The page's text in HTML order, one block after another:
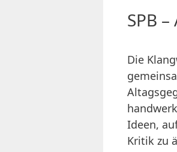
SPB
Die
Ideen,
Kritik zu